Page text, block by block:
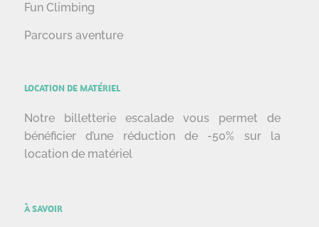
Fun Climbing
Parcours aventure
LOCATION DE MATÉRIEL
Notre billetterie escalade vous permet de
bénéficier d’une réduction de -50% sur la
location de matériel
À SAVOIR